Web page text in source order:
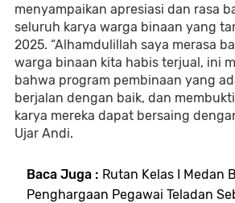
menyampaikan apresiasi dan rasa
seluruh karya warga binaan yang
2025. “Alhamdulillah saya merasa
warga binaan kita habis terjual, ini
bahwa program pembinaan yang
berjalan dengan baik, dan
karya mereka dapat bersaing
Ujar Andi.
Baca Juga : Rutan Kelas I Medan
Penghargaan Pegawai Teladan